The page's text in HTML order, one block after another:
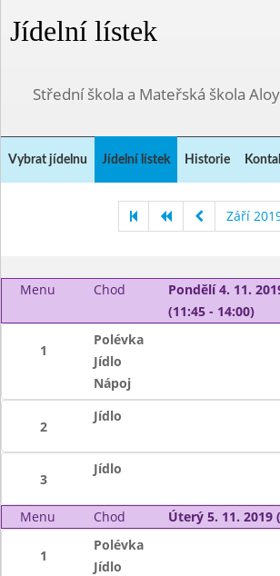
Jídelní lístek
Střední škola a Mateřská škola
Vybrat jídelnu Jídelní lístek Historie
Září
Menu Chod
Pondělí 4. 11.
(11:45 - 14:00)
1
Polévka
Jídlo
Nápoj
2
Jídlo
3
Jídlo
Menu Chod Úterý 5. 11. 2019
1
Polévka
Jídlo